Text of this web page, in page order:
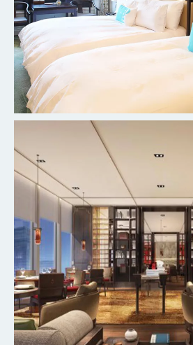
杭州柳莺里宾馆客房
探索更多